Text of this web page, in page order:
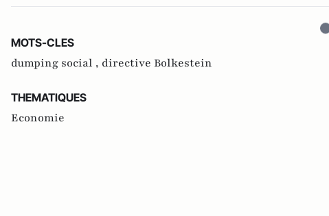
MOTS-CLES
dumping social , directive Bolkestein
THEMATIQUES
Economie